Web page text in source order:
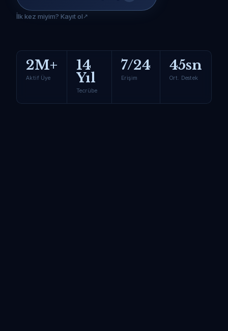
İlk kez miyim? Kayıt ol
2M+
Aktif Üye
14
Yıl
Tecrübe
7/24
Erişim
45sn
Ort. Destek